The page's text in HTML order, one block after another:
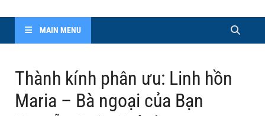
MAIN MENU
Thành kính phân ưu: Linh hồn
Maria – Bà ngoại của Bạn